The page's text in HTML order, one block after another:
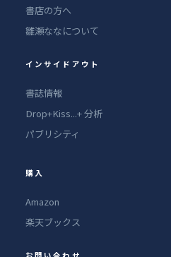
書店の方へ
雛瀬ななについて
インサイドアウト
書誌情報
Drop+Kiss...+ 分析
パブリシティ
購入
Amazon
楽天ブックス